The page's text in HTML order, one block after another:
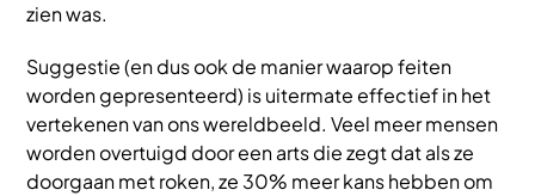
zien was.
Suggestie (en dus ook de manier waarop feiten
worden gepresenteerd) is uitermate effectief in het
vertekenen van ons wereldbeeld. Veel meer mensen
worden overtuigd door een arts die zegt dat als ze
doorgaan met roken, ze 30% meer kans hebben om